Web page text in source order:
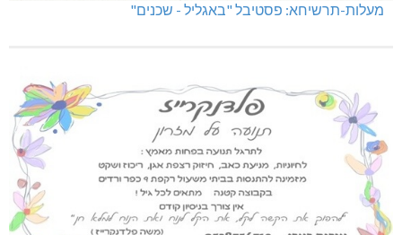
מעלות-תרשיחא: פסטיבל "באגליל - שכנים"